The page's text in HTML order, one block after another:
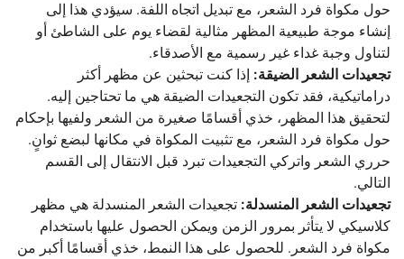
حول مكواة فرد الشعر، مع تبديل اتجاه اللفة. سيؤدي هذا إلى
إنشاء موجة طبيعية المظهر مثالية لقضاء يوم على الشاطئ أو
لتناول وجبة غداء غير رسمية مع الأصدقاء.
تجعيدات الشعر الضيقة: إذا كنت تبحثين عن مظهر أكثر
دراماتيكية، فقد تكون التجعيدات الضيقة هي ما تحتاجين إليه.
لتحقيق هذا المظهر، خذي أقسامًا صغيرة من الشعر ولفيها بإحكام
حول مكواة فرد الشعر، مع تثبيت المكواة في مكانها لبضع ثوانٍ.
حرري الشعر واتركي التجعيدات تبرد قبل الانتقال إلى القسم
التالي.
تجعيدات الشعر المنسدلة: تجعيدات الشعر المنسدلة هي مظهر
كلاسيكي لا يتأثر بمرور الزمن ويمكن الحصول عليها باستخدام
مكواة فرد الشعر. للحصول على هذا النمط، خذي أقسامًا أكبر من